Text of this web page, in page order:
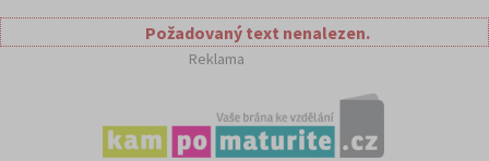
Požadovaný text nenalezen.
Reklama